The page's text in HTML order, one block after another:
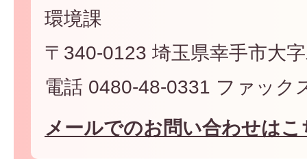
環境課
〒340-0123 埼玉県幸手市大
電話 0480-48-0331 ファック
メールでのお問い合わせは